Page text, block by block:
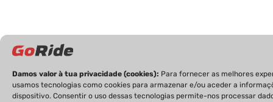
Damos valor à tua privacidade (cookies): Para fornecer as melhores
usamos tecnologias como cookies para armazenar e/ou aceder a
dispositivo. Consentir o uso dessas tecnologias permite-nos processar